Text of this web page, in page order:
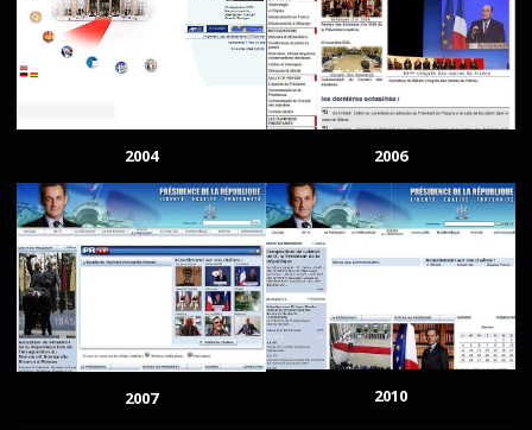
2004 2006
2007 2010